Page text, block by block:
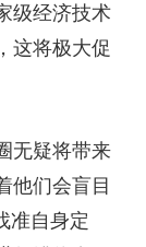
级经济技术
这将极大促
无疑将带来
他们会盲目
准自身定